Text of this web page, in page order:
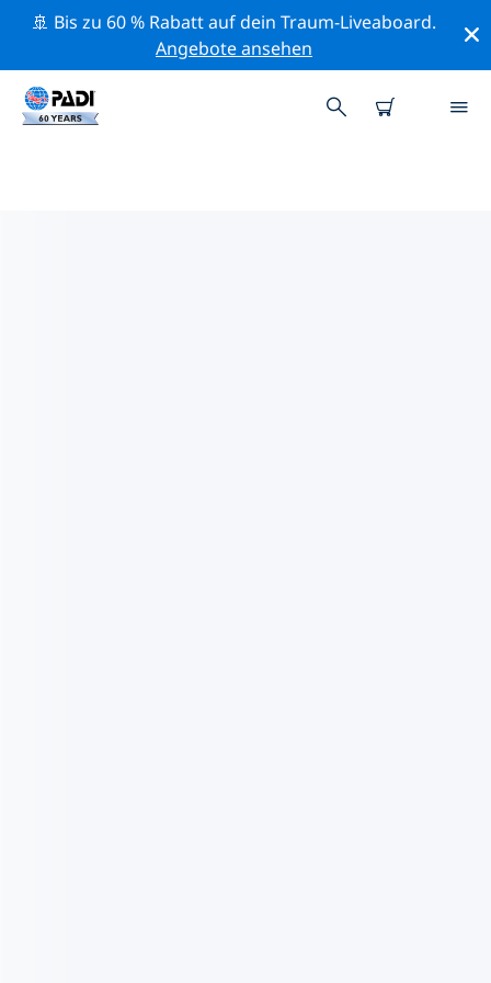
🚢 Bis zu 60 % Rabatt auf dein Traum-Liveaboard.
Angebote ansehen